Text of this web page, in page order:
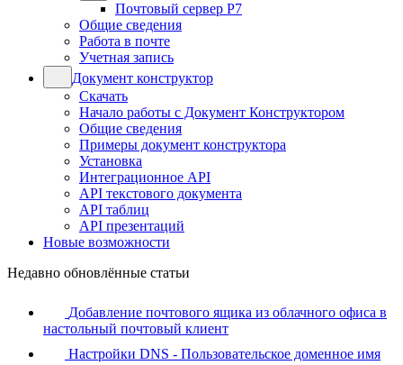
Почтовый сервер Р7
Общие сведения
Работа в почте
Учетная запись
Документ конструктор
Скачать
Начало работы с Документ Конструктором
Общие сведения
Примеры документ конструктора
Установка
Интеграционное API
API текстового документа
API таблиц
API презентаций
Новые возможности
Недавно обновлённые статьи
Добавление почтового ящика из облачного офиса в
настольный почтовый клиент
Настройки DNS - Пользовательское доменное имя